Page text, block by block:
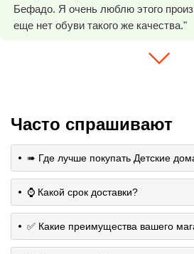
Бефадо. Я очень люблю этого
еще нет обуви такого же качества."
Часто спрашивают
➠ Где лучше покупать Детские
⌚️ Какой срок доставки?
✅ Какие преимущества вашего